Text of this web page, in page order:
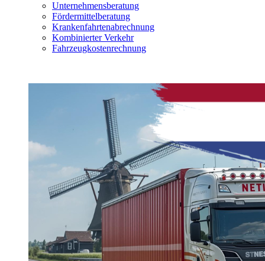
Unternehmensberatung
Fördermittelberatung
Krankenfahrtenabrechnung
Kombinierter Verkehr
Fahrzeugkostenrechnung